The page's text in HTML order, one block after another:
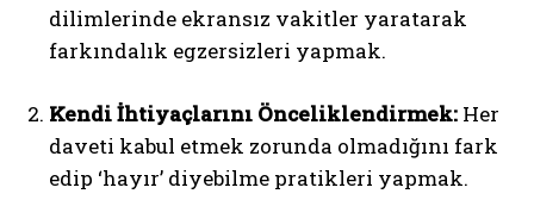
dilimlerinde ekransız vakitler yaratarak
farkındalık egzersizleri yapmak.
Kendi İhtiyaçlarını Önceliklendirmek: Her
daveti kabul etmek zorunda olmadığını fark
edip ‘hayır’ diyebilme pratikleri yapmak.